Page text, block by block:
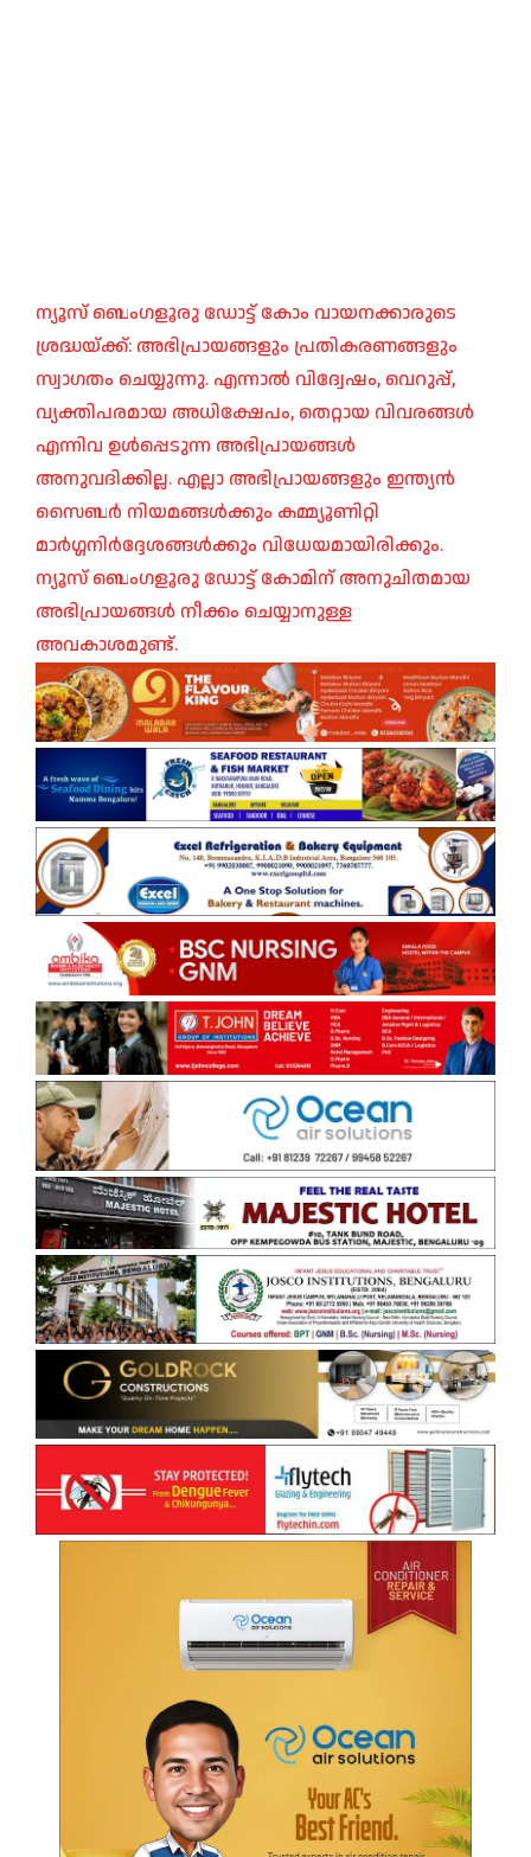
ന്യൂസ് ബെംഗളൂരു ഡോട്ട് കോം വായനക്കാരുടെ
ശ്രദ്ധയ്ക്ക്: അഭിപ്രായങ്ങളും പ്രതികരണങ്ങളും
സ്വാഗതം ചെയ്യുന്നു. എന്നാൽ വിദ്വേഷം, വെറുപ്പ്,
വ്യക്തിപരമായ അധിക്ഷേപം, തെറ്റായ വിവരങ്ങൾ
എന്നിവ ഉൾപ്പെടുന്ന അഭിപ്രായങ്ങൾ
അനുവദിക്കില്ല. എല്ലാ അഭിപ്രായങ്ങളും ഇന്ത്യൻ
സൈബർ നിയമങ്ങൾക്കും കമ്മ്യൂണിറ്റി
മാർഗ്ഗനിർദ്ദേശങ്ങൾക്കും വിധേയമായിരിക്കും.
ന്യൂസ് ബെംഗളൂരു ഡോട്ട് കോമിന് അനുചിതമായ
അഭിപ്രായങ്ങൾ നീക്കം ചെയ്യാനുള്ള
അവകാശമുണ്ട്.